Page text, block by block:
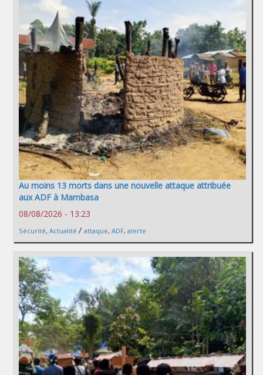
Au moins 13 morts dans une nouvelle attaque attribuée
aux ADF à Mambasa
08/08/2026 - 13:23
Sécurité, Actualité / attaque, ADF, alerte